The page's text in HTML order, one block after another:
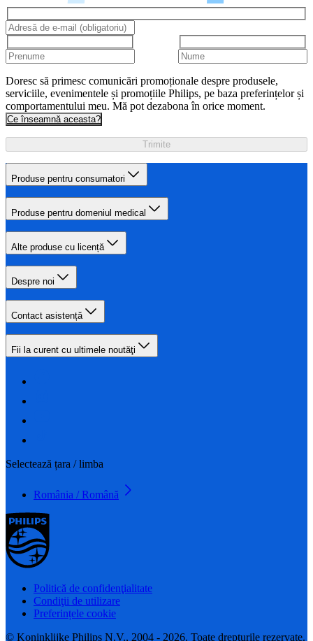
Doresc să primesc comunicări promoționale despre produsele,
serviciile, evenimentele și promoțiile Philips, pe baza preferințelor și
comportamentului meu. Mă pot dezabona în orice moment.
Ce înseamnă aceasta?
Trimite
Produse pentru consumatori
Produse pentru domeniul medical
Alte produse cu licență
Despre noi
Contact asistență
Fii la curent cu ultimele noutăţi
Selectează țara / limba
România / Română
Politică de confidenţialitate
Condiţii de utilizare
Preferințele cookie
© Koninklijke Philips N.V., 2004 - 2026. Toate drepturile rezervate.